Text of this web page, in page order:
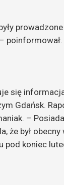
prowadzone
poinformował.
się
Gdańsk.
–
że był obecny
pod koniec